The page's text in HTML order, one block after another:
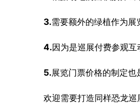
3.需要额外的绿植作为展
4.因为是巡展付费参观互
5.展览门票价格的制定也
欢迎需要打造同样恐龙巡